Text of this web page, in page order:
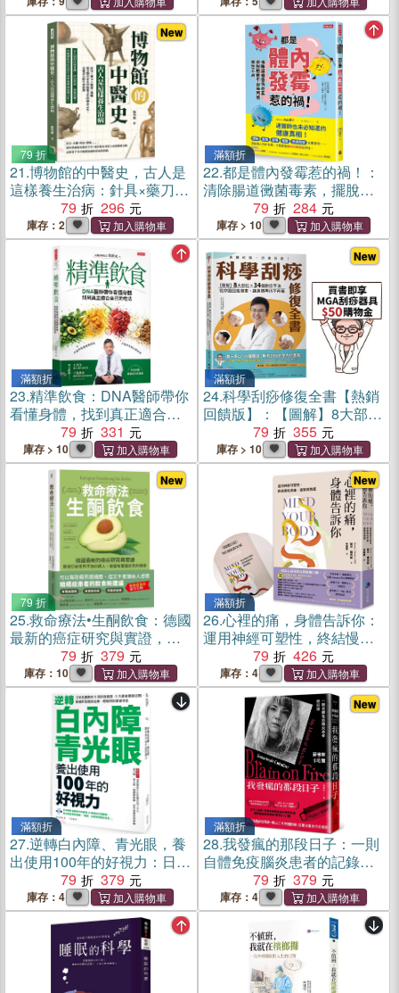
79 折
New
21.博物館的中醫史，古人是
這樣養生治病：針具×藥刀×
妝奩×薰爐……從文物中看見
中醫藥文化的傳承之火，走
進古人的生命智慧
79 296
庫存：2
滿額折
22.都是體內發霉惹的禍！：
清除腸道黴菌毒素，擺脫檢
查不出原因的慢性不適
79 284
庫存 > 10
滿額折
23.精準飲食：DNA醫師帶你
看懂身體，找到真正適合自
己的吃法79 331
庫存 > 10
滿額折
New
24.科學刮痧修復全書【熱銷
回饋版】：【圖解】8大部位
X 34個對症手法，從痧圖回
推傷害，讓身體再也不疼痛
（隨書贈刮痧購物金）
79 355
庫存 > 10
79 折
New
25.救命療法•生酮飲食：德國
最新的癌症研究與實證，即
使已被宣判不治的病人，都
還有重獲新生的機會
79 379
庫存：10
滿額折
New
26.心裡的痛，身體告訴你：
運用神經可塑性，終結慢性
疼痛、疲勞與焦慮【首刷限
量贈品：第一本運用神經可
塑性開發的《情緒日記》練
習別冊】
79 426
庫存：4
滿額折
27.逆轉白內障、青光眼，養
出使用100年的好視力：日本
名醫教你5項自我檢測、3大
黃金護眼法則，掌握新型眼
疾治療，輕鬆預防眼睛老化
79 379
庫存：4
滿額折
New
28.我發瘋的那段日子：一則
自體免疫腦炎患者的記錄
【熱銷百萬冊紀念版】
79 379
庫存：4